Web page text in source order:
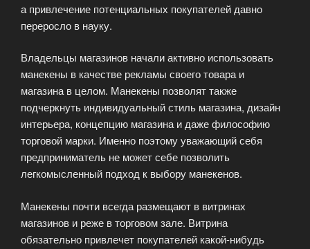
а привлечение потенциальных покупателей давно
переросло в науку.
Владельцы магазинов начали активно использовать
манекены в качестве рекламы своего товара и
магазина в целом. Манекены позволят также
подчеркнуть индивидуальный стиль магазина, дизайн
интерьера, концепцию магазина и даже философию
торговой марки. Именно поэтому уважающий себя
предприниматель не может себе позволить
легкомысленный подход к выбору манекенов.
Манекены почти всегда размещают в витринах
магазинов и реже в торговом зале. Витрина
обязательно привлечет покупателей какой-нибудь